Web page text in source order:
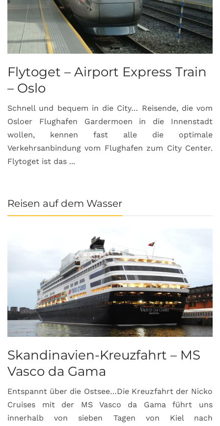
Flytoget – Airport Express Train
– Oslo
Schnell und bequem in die City… Reisende, die vom
Osloer Flughafen Gardermoen in die Innenstadt
wollen, kennen fast alle die optimale
Verkehrsanbindung vom Flughafen zum City Center.
Flytoget ist das ...
Reisen auf dem Wasser
Skandinavien-Kreuzfahrt – MS
Vasco da Gama
Entspannt über die Ostsee…Die Kreuzfahrt der Nicko
Cruises mit der MS Vasco da Gama führt uns
innerhalb von sieben Tagen von Kiel nach